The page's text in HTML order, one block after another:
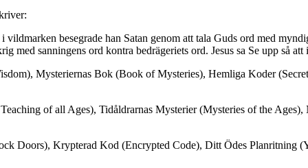
besegrade han Satan genom att tala Guds ord med
med sanningens ord kontra bedrägeriets ord. Jesus sa Se upp så att
Mysteriernas Bok (Book of Mysteries), Hemliga Koder
of all Ages), Tidåldrarnas Mysterier (Mysteries of the
Doors), Krypterad Kod (Encrypted Code), Ditt Ödes Planritning